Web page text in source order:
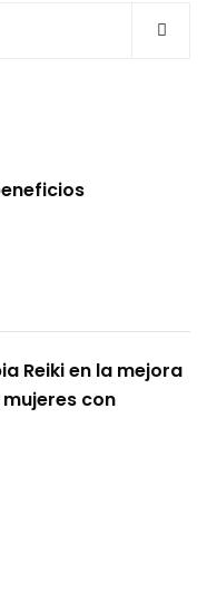
Reiki en la mejora
con